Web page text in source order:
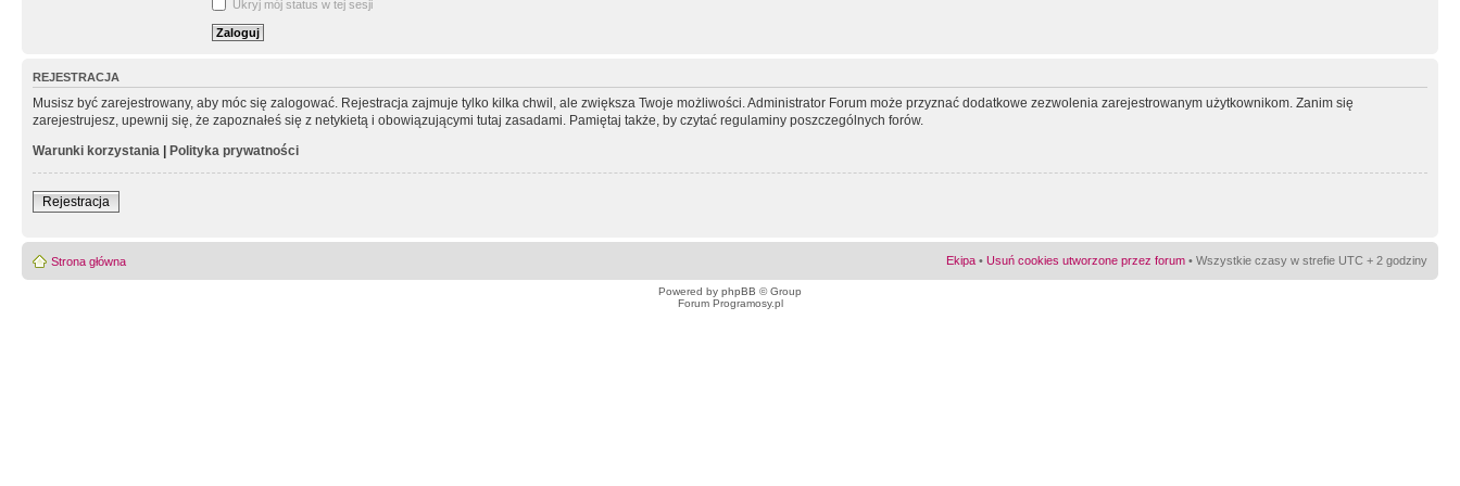
Ukryj mój status w tej sesji
REJESTRACJA
Musisz być zarejestrowany, aby móc się zalogować. Rejestracja zajmuje tylko kilka chwil, ale zwiększa Twoje możliwości. Administrator Forum może przyznać dodatkowe zezwolenia zarejestrowanym użytkownikom. Zanim się
zarejestrujesz, upewnij się, że zapoznałeś się z netykietą i obowiązującymi tutaj zasadami. Pamiętaj także, by czytać regulaminy poszczególnych forów.
Warunki korzystania | Polityka prywatności
Rejestracja
Strona główna Ekipa • Usuń cookies utworzone przez forum • Wszystkie czasy w strefie UTC + 2 godziny
Powered by phpBB © Group
Forum Programosy.pl